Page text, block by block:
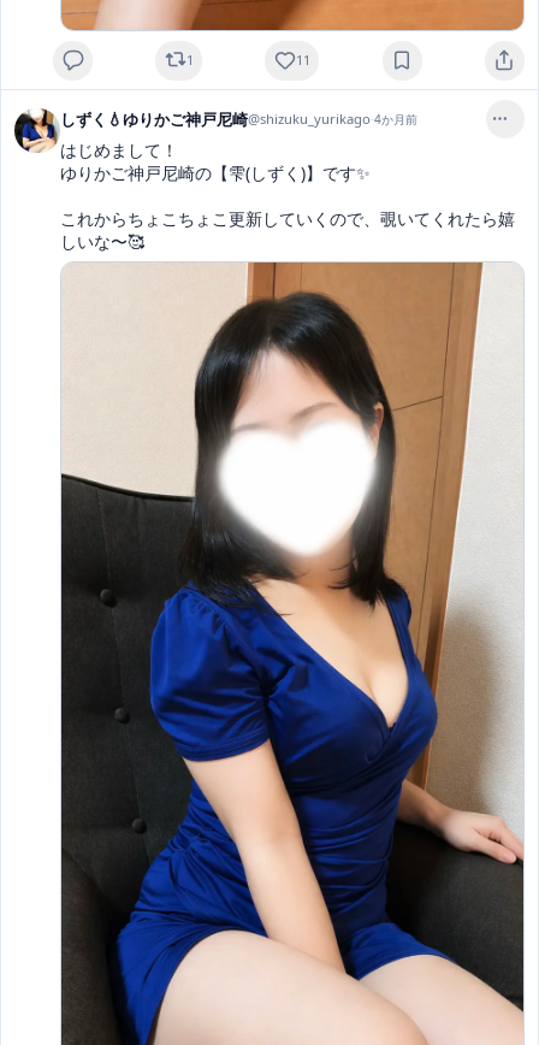
1 11
しずく💧ゆりかご神戸尼崎@shizuku_yurikago·4か月前
はじめまして！
ゆりかご神戸尼崎の【雫(しずく)】です✨
これからちょこちょこ更新していくので、覗いてくれたら嬉
しいな〜🥰